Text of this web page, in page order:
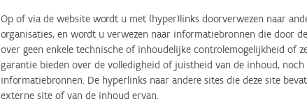
Op of via de website wordt u met (hyper)links doorverwezen naar
organisaties, en wordt u verwezen naar informatiebronnen die door
over geen enkele technische of inhoudelijke controlemogelijkheid of
garantie bieden over de volledigheid of juistheid van de inhoud,
informatiebronnen. De hyperlinks naar andere sites die deze site
externe site of van de inhoud ervan.